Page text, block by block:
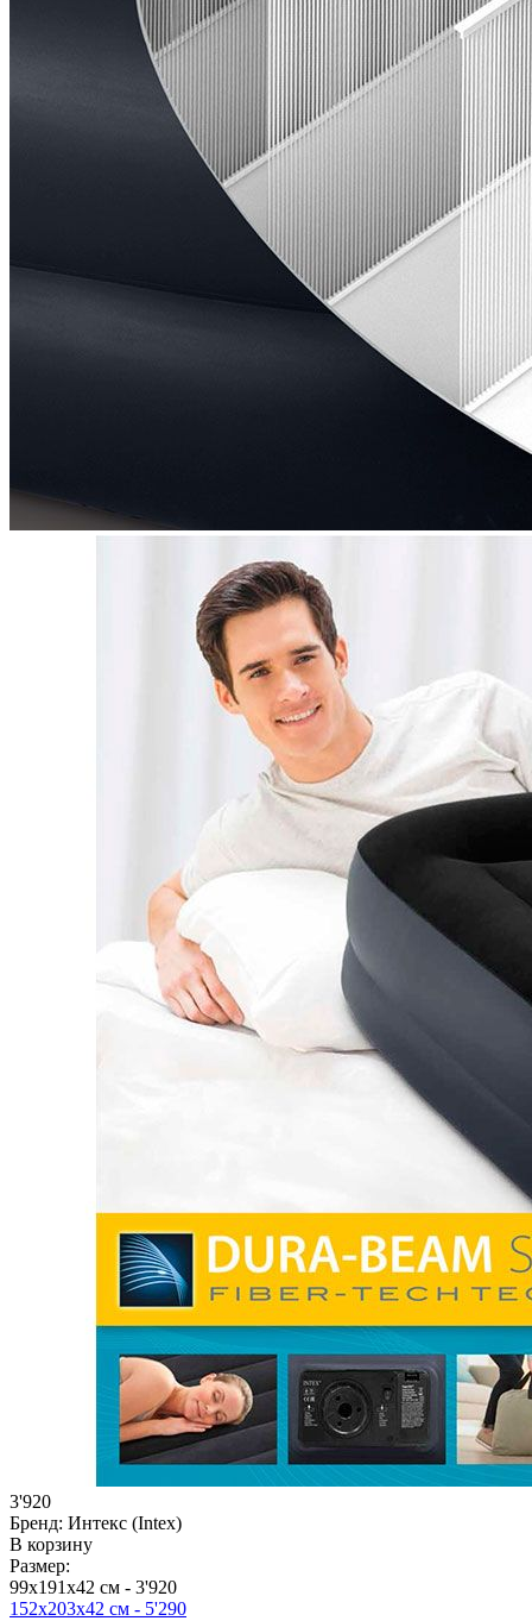
3'920
Бренд: Интекс (Intex)
В корзину
Размер:
99х191х42 см - 3'920
152х203х42 см - 5'290